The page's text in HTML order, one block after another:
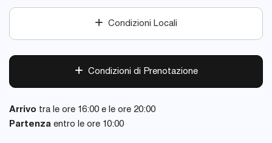
Condizioni Locali
Condizioni di Prenotazione
Arrivo tra le ore 16:00 e le ore 20:00
Partenza entro le ore 10:00